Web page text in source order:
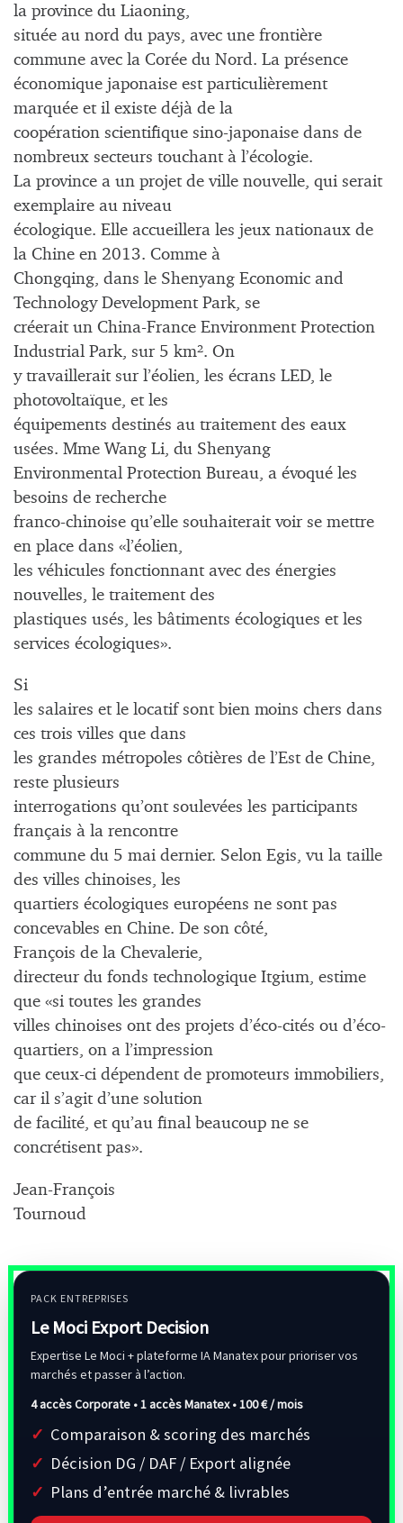
la province du Liaoning,
située au nord du pays, avec une frontière
commune avec la Corée du Nord. La présence
économique japonaise est particulièrement
marquée et il existe déjà de la
coopération scientifique sino-japonaise dans de
nombreux secteurs touchant à l’écologie.
La province a un projet de ville nouvelle, qui serait
exemplaire au niveau
écologique. Elle accueillera les jeux nationaux de
la Chine en 2013. Comme à
Chongqing, dans le Shenyang Economic and
Technology Development Park, se
créerait un China-France Environment Protection
Industrial Park, sur 5 km². On
y travaillerait sur l’éolien, les écrans LED, le
photovoltaïque, et les
équipements destinés au traitement des eaux
usées. Mme Wang Li, du Shenyang
Environmental Protection Bureau, a évoqué les
besoins de recherche
franco-chinoise qu’elle souhaiterait voir se mettre
en place dans «l’éolien,
les véhicules fonctionnant avec des énergies
nouvelles, le traitement des
plastiques usés, les bâtiments écologiques et les
services écologiques».
Si
les salaires et le locatif sont bien moins chers dans
ces trois villes que dans
les grandes métropoles côtières de l’Est de Chine,
reste plusieurs
interrogations qu’ont soulevées les participants
français à la rencontre
commune du 5 mai dernier. Selon Egis, vu la taille
des villes chinoises, les
quartiers écologiques européens ne sont pas
concevables en Chine. De son côté,
François de la Chevalerie,
directeur du fonds technologique Itgium, estime
que «si toutes les grandes
villes chinoises ont des projets d’éco-cités ou d’éco-
quartiers, on a l’impression
que ceux-ci dépendent de promoteurs immobiliers,
car il s’agit d’une solution
de facilité, et qu’au final beaucoup ne se
concrétisent pas».
Jean-François
Tournoud
PACK ENTREPRISES
Le Moci Export Decision
Expertise Le Moci + plateforme IA Manatex pour prioriser vos
marchés et passer à l’action.
4 accès Corporate • 1 accès Manatex •100 € / mois
Comparaison & scoring des marchés
Décision DG / DAF / Export alignée
Plans d’entrée marché & livrables